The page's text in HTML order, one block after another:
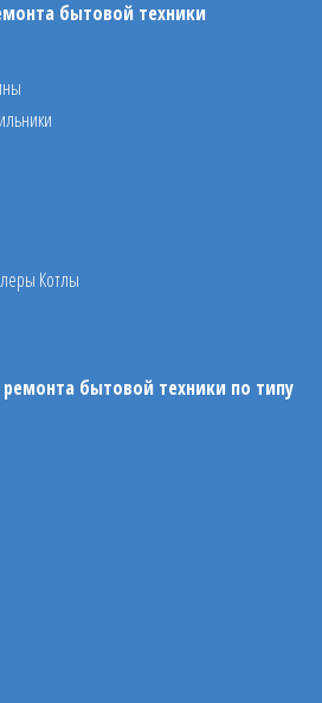
бытовой техники
Котлы
ремонта бытовой техники по типу